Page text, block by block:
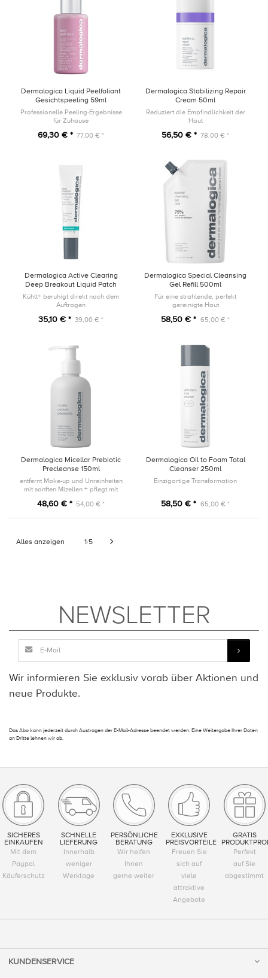
Dermalogica Liquid Peelfoliant
Gesichtspeeling 59ml
Professionelle Peeling-Ergebnisse
für Zuhause
69,30 € * 77,00 € *
Dermalogica Stabilizing Repair
Cream 50ml
Reduziert die Empfindlichkeit der
Haut
56,50 € * 78,00 € *
Dermalogica Active Clearing
Deep Breakout Liquid Patch
15ml
Kühlt+ beruhigt direkt nach dem
Auftragen
35,10 € * 39,00 € *
Dermalogica Special Cleansing
Gel Refill 500ml
Für eine strahlende, perfekt
gereinigte Haut
58,50 € * 65,00 € *
Dermalogica Micellar Prebiotic
Precleanse 150ml
entfernt Make-up und Unreinheiten
mit sanften Mizellen + pflegt mit
48,60 € * 54,00 € *
Dermalogica Oil to Foam Total
Cleanser 250ml
Einzigartige Transformation
58,50 € * 65,00 € *
Alles anzeigen 1/5
NEWSLETTER
Wir informieren Sie exklusiv vorab über Aktionen und
neue Produkte.
Das Abo kann jederzeit durch Austragen der E-Mail-Adresse beendet werden. Eine Weitergabe Ihrer Daten
an Dritte lehnen wir ab.
SICHERES
EINKAUFEN
Mit dem
Paypal
Käuferschutz
SCHNELLE
LIEFERUNG
Innerhalb
weniger
Werktage
PERSÖNLICHE
BERATUNG
Wir helfen
Ihnen
gerne weiter
EXKLUSIVE
PREISVORTEILE
Freuen Sie
sich auf
viele
attraktive
Angebote
GRATIS
Perfekt
auf Sie
abgestimmt
KUNDENSERVICE